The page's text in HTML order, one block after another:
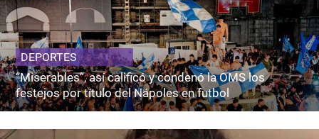
DEPORTES
“Miserables”, así calificó y condenó la OMS los
festejos por título del Nápoles en futbol